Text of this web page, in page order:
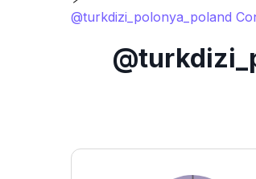
@turkdizi_polonya_poland